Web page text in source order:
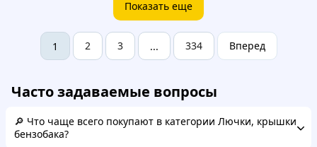
Показать еще
1 2 3 ... 334 Вперед
Часто задаваемые вопросы
🔎 Что чаще всего покупают в категории Лючки, крышки
бензобака?